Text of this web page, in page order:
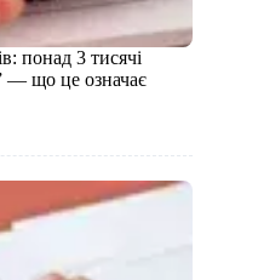
понад 3 тисячі
— що це означає